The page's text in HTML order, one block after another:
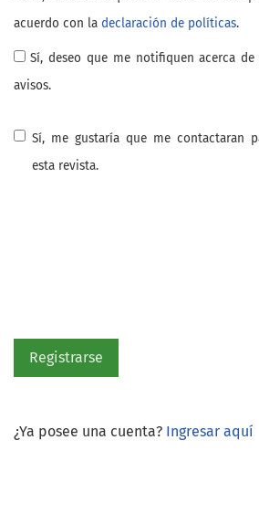
acuerdo con la declaración de políticas.
avisos.
Sí, me gustaría que me contactaran
esta revista.
Registrarse
¿Ya posee una cuenta? Ingresar aquí